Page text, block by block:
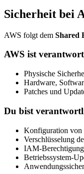
Sicherheit bei
AWS folgt dem Shared
AWS ist
Physische
Hardware,
Patches und
Du bist
Konfiguration von
Verschlüsselung
IAM-
Betriebssystem-